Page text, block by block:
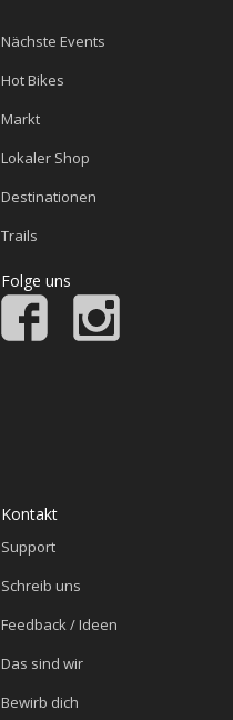
Nächste Events
Hot Bikes
Markt
Lokaler Shop
Destinationen
Trails
Folge uns
Kontakt
Support
Schreib uns
Feedback / Ideen
Das sind wir
Bewirb dich